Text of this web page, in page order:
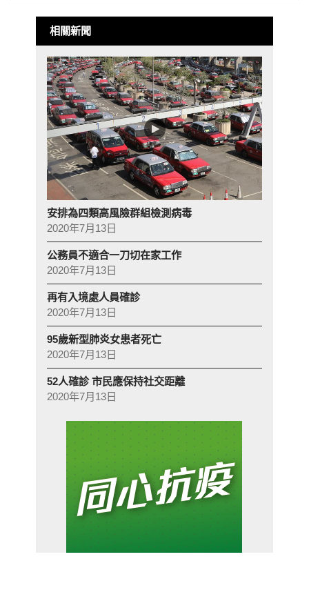
相關新聞
安排為四類高風險群組檢測病毒
2020年7月13日
公務員不適合一刀切在家工作
2020年7月13日
再有入境處人員確診
2020年7月13日
95歲新型肺炎女患者死亡
2020年7月13日
52人確診 市民應保持社交距離
2020年7月13日